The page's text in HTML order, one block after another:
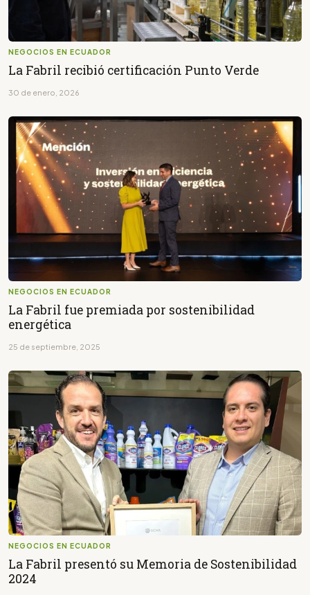
NEGOCIOS EN ECUADOR
La Fabril recibió certificación Punto Verde
30 de enero, 2026
NEGOCIOS EN ECUADOR
La Fabril fue premiada por sostenibilidad
energética
25 de septiembre, 2025
NEGOCIOS EN ECUADOR
La Fabril presentó su Memoria de Sostenibilidad
2024